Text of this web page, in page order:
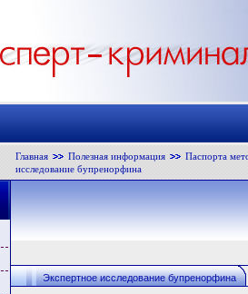
Главная Полезная информация
Паспорта
исследование бупренорфина
Экспертное исследование бупренорфина